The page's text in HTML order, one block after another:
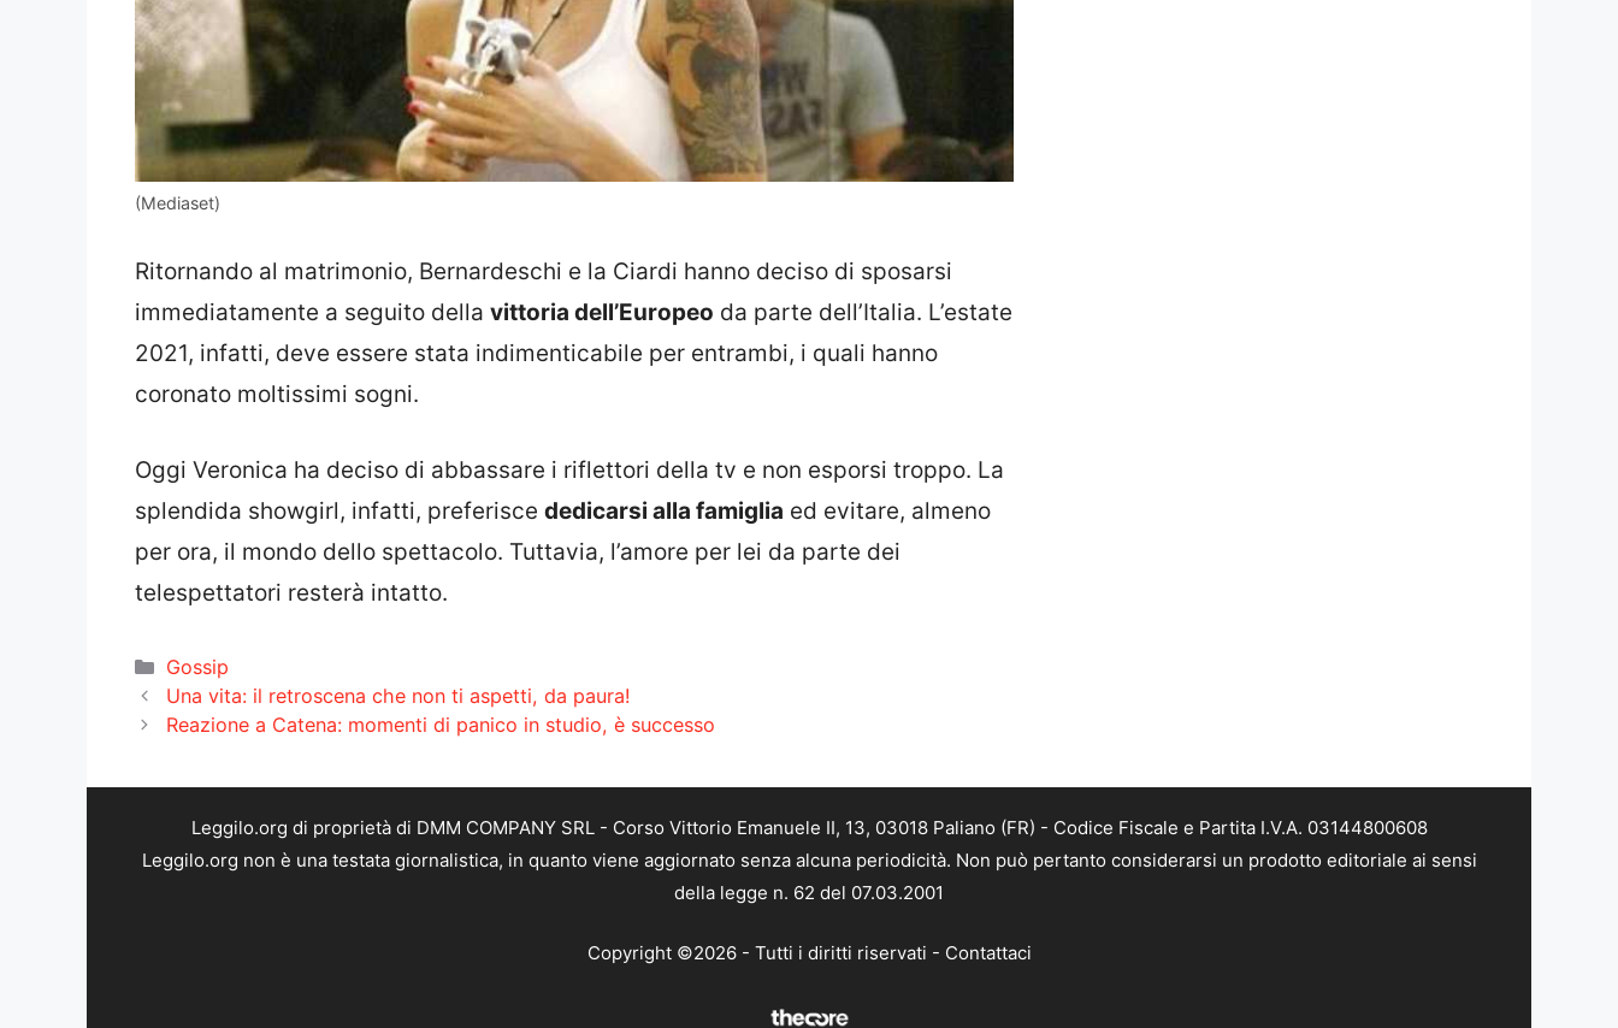
(Mediaset)
Ritornando al matrimonio, Bernardeschi e la Ciardi hanno deciso di sposarsi
immediatamente a seguito della vittoria dell’Europeo da parte dell’Italia. L’estate
2021, infatti, deve essere stata indimenticabile per entrambi, i quali hanno
coronato moltissimi sogni.
Oggi Veronica ha deciso di abbassare i riflettori della tv e non esporsi troppo. La
splendida showgirl, infatti, preferisce dedicarsi alla famiglia ed evitare, almeno
per ora, il mondo dello spettacolo. Tuttavia, l’amore per lei da parte dei
telespettatori resterà intatto.
Categorie
Gossip
Una vita: il retroscena che non ti aspetti, da paura!
Reazione a Catena: momenti di panico in studio, è successo
Leggilo.org di proprietà di DMM COMPANY SRL - Corso Vittorio Emanuele II, 13, 03018 Paliano (FR) - Codice Fiscale e Partita I.V.A. 03144800608
Leggilo.org non è una testata giornalistica, in quanto viene aggiornato senza alcuna periodicità. Non può pertanto considerarsi un prodotto editoriale ai sensi
della legge n. 62 del 07.03.2001
Copyright ©2026 - Tutti i diritti riservati - Contattaci